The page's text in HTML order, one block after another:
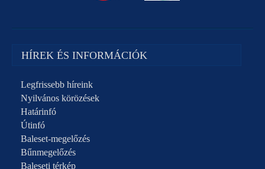
HÍREK ÉS INFORMÁCIÓK
Legfrissebb híreink
Nyilvános körözések
Határinfó
Útinfó
Baleset-megelőzés
Bűnmegelőzés
Baleseti térkép